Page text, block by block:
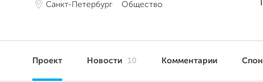
Санкт-Петербург Общество
Проект Новости 10 Комментарии